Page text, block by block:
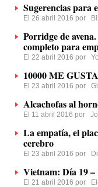
Sugerencias para
El 26 abril 2016 por
Porridge de
completo para
El 22 abril 2016 por
10000 ME
El 23 abril 2016 por
Alcachofas al
El 11 abril 2016 por
La empatía, el
cerebro
El 23 abril 2016 por
Vietnam: Día 19
El 21 abril 2016 por